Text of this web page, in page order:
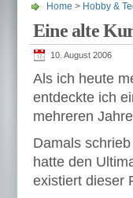
Home > Hobby &
Eine alte
10. August 2006
Als ich heute
entdeckte ich
mehreren
Damals
hatte den
existiert dieser